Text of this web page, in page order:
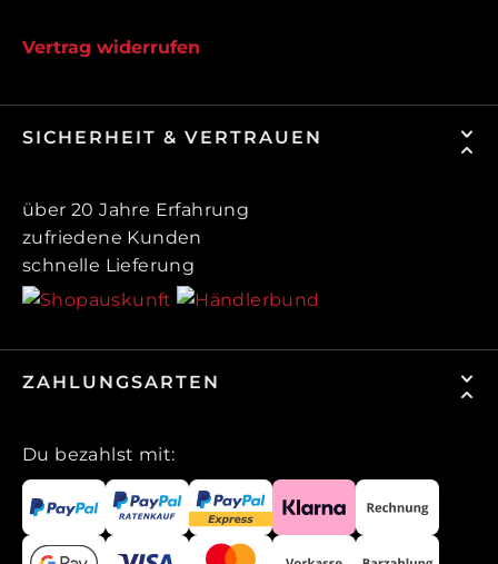
Vertrag widerrufen
SICHERHEIT & VERTRAUEN
über 20 Jahre Erfahrung
zufriedene Kunden
schnelle Lieferung
ZAHLUNGSARTEN
Du bezahlst mit: